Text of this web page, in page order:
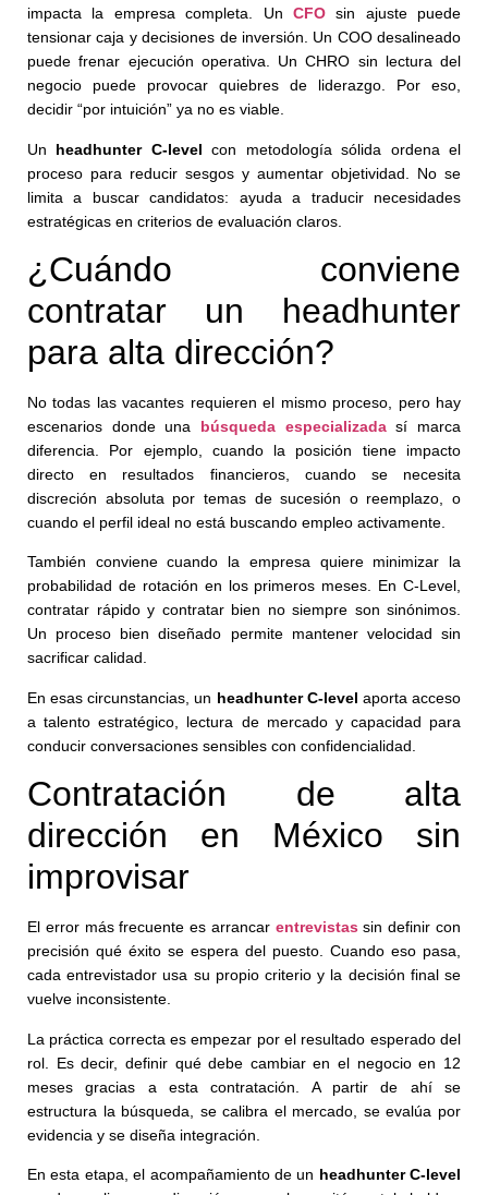
impacta la empresa completa. Un CFOsin ajuste puede
tensionar caja y decisiones de inversión. Un COO desalineado
puede frenar ejecución operativa. Un CHRO sin lectura del
negocio puede provocar quiebres de liderazgo. Por eso,
decidir “por intuición” ya no es viable.
Un headhunter C-level con metodología sólida ordena el
proceso para reducir sesgos y aumentar objetividad. No se
limita a buscar candidatos: ayuda a traducir necesidades
estratégicas en criterios de evaluación claros.
¿Cuándo conviene
contratar un headhunter
para alta dirección?
No todas las vacantes requieren el mismo proceso, pero hay
escenarios donde una búsqueda especializadasí marca
diferencia. Por ejemplo, cuando la posición tiene impacto
directo en resultados financieros, cuando se necesita
discreción absoluta por temas de sucesión o reemplazo, o
cuando el perfil ideal no está buscando empleo activamente.
También conviene cuando la empresa quiere minimizar la
probabilidad de rotación en los primeros meses. En C-Level,
contratar rápido y contratar bien no siempre son sinónimos.
Un proceso bien diseñado permite mantener velocidad sin
sacrificar calidad.
En esas circunstancias, un headhunter C-level aporta acceso
a talento estratégico, lectura de mercado y capacidad para
conducir conversaciones sensibles con confidencialidad.
Contratación de alta
dirección en México sin
improvisar
El error más frecuente es arrancar entrevistas sin definir con
precisión qué éxito se espera del puesto. Cuando eso pasa,
cada entrevistador usa su propio criterio y la decisión final se
vuelve inconsistente.
La práctica correcta es empezar por el resultado esperado del
rol. Es decir, definir qué debe cambiar en el negocio en 12
meses gracias a esta contratación. A partir de ahí se
estructura la búsqueda, se calibra el mercado, se evalúa por
evidencia y se diseña integración.
En esta etapa, el acompañamiento de un headhunter C-level